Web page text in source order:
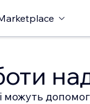
можуть